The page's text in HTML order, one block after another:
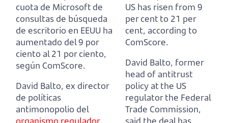
cuota de Microsoft de
consultas de búsqueda
de escritorio en EEUU ha
aumentado del 9 por
ciento al 21 por ciento,
según ComScore.
David Balto, ex director
de políticas
antimonopolio del
US has risen from 9
per cent to 21 per
cent, according to
ComScore.
David Balto, former
head of antitrust
policy at the US
regulator the Federal
Trade Commission,